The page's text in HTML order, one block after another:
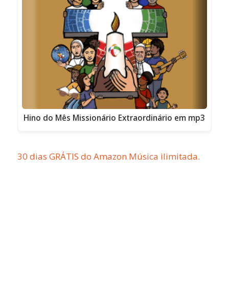
Hino do Mês Missionário Extraordinário em mp3
30 dias GRÁTIS do Amazon Música ilimitada.